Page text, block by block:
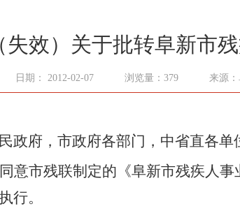
失效）关于批转阜新市
日期： 2012-02-07 浏览量：379 来源
政府，市政府各部门，中省直各单
意市残联制定的《阜新市残疾人事
行。